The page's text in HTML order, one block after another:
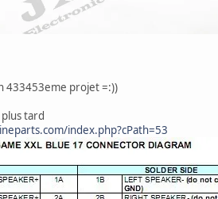
433453eme projet =:))
tard
index.php?cPath=53